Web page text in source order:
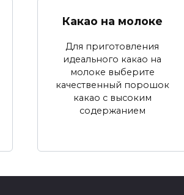
Какао на молоке
Для приготовления
идеального какао на
молоке выберите
качественный порошок
какао с высоким
содержанием